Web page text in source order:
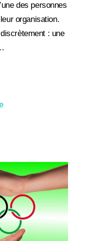
des personnes
organisation.
: une